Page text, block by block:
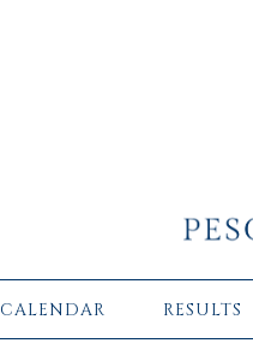
CALENDAR RESULTS